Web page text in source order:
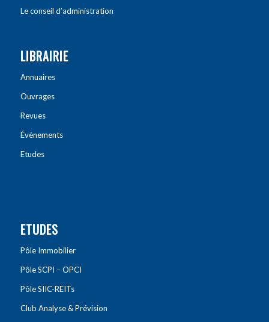
Le conseil d’administration
LIBRAIRIE
Annuaires
Ouvrages
Revues
Évènements
Etudes
ETUDES
Pôle Immobilier
Pôle SCPI – OPCI
Pôle SIIC-REITs
Club Analyse & Prévision